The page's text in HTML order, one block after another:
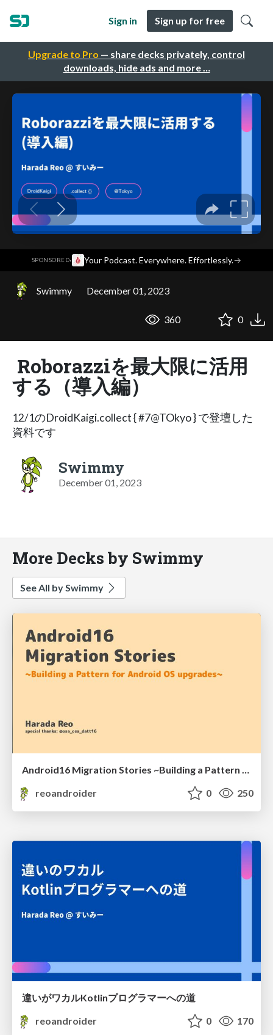
Upgrade to Pro — share decks privately, control
downloads, hide ads and more …
Sign in Sign up for free
SPONSORED· Your Podcast. Everywhere. Effortlessly.→
Swimmy December 01, 2023
360 0
Roborazziを最大限に活用
する（導入編）
12/1のDroidKaigi.collect { #7@TOkyo } で登壇した
資料です
Swimmy
December 01, 2023
More Decks by Swimmy
See All by Swimmy
Android16 Migration Stories ~Building a Pattern for Android OS upgrades~
reoandroider
0 250
違いがワカルKotlinプログラマーへの道
reoandroider
0 170